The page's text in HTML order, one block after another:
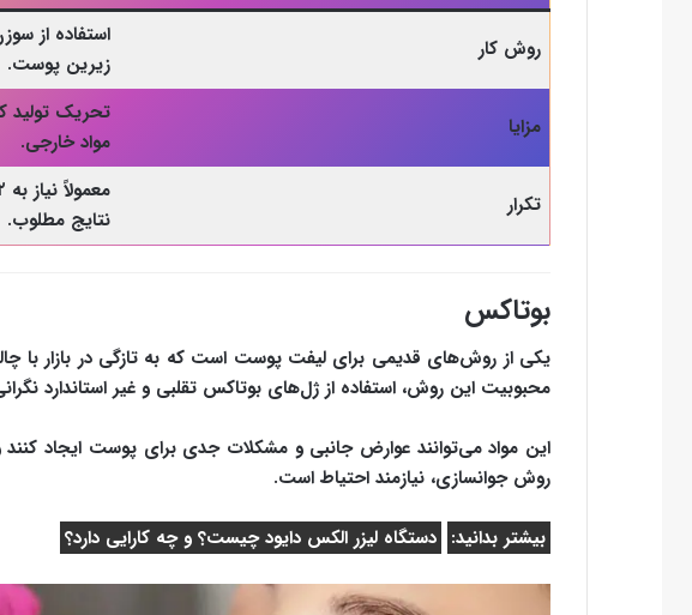
روش کار
استفاده از
زیرین پوست.
مزایا
تحریک تولید
مواد خارجی.
تکرار
نتایج مطلوب.
بوتاکس
یکی از روش‌های قدیمی برای لیفت پوست است که به تازگی در بازار
محبوبیت این روش، استفاده از ژل‌های بوتاکس تقلبی و غیر استاندارد
این مواد می‌توانند عوارض جانبی و مشکلات جدی برای پوست ایجاد
روش جوانسازی، نیازمند احتیاط است.
بیشتر بدانید: دستگاه لیزر الکس دایود چیست؟ و چه کارایی دارد؟